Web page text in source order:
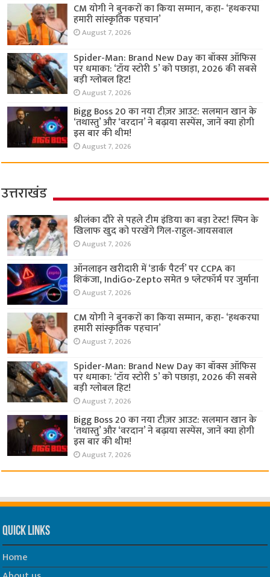
CM योगी ने बुनकरों का किया सम्मान, कहा- ‘हथकरघा
हमारी सांस्कृतिक पहचान’
August 7, 2026
Spider-Man: Brand New Day का बॉक्स ऑफिस
पर धमाका: ‘टॉय स्टोरी 5’ को पछाड़ा, 2026 की सबसे
बड़ी ग्लोबल हिट!
August 7, 2026
Bigg Boss 20 का नया टीज़र आउट: सलमान खान के
‘तथास्तु’ और ‘वरदान’ ने बढ़ाया सस्पेंस, जानें क्या होगी
इस बार की थीम!
August 7, 2026
उत्तराखंड
श्रीलंका दौरे से पहले टीम इंडिया का बड़ा टेस्ट! स्पिन के
खिलाफ खुद को परखेंगे गिल-राहुल-जायसवाल
August 7, 2026
ऑनलाइन खरीदारी में ‘डार्क पैटर्न’ पर CCPA का
शिकंजा, IndiGo-Zepto समेत 9 प्लेटफॉर्म पर जुर्माना
August 7, 2026
CM योगी ने बुनकरों का किया सम्मान, कहा- ‘हथकरघा
हमारी सांस्कृतिक पहचान’
August 7, 2026
Spider-Man: Brand New Day का बॉक्स ऑफिस
पर धमाका: ‘टॉय स्टोरी 5’ को पछाड़ा, 2026 की सबसे
बड़ी ग्लोबल हिट!
August 7, 2026
Bigg Boss 20 का नया टीज़र आउट: सलमान खान के
‘तथास्तु’ और ‘वरदान’ ने बढ़ाया सस्पेंस, जानें क्या होगी
इस बार की थीम!
August 7, 2026
Quick Links
Home